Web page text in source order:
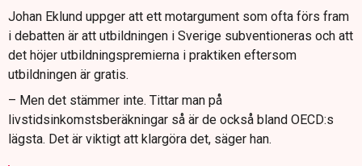
Johan Eklund uppger att ett motargument som ofta förs fram
i debatten är att utbildningen i Sverige subventioneras och att
det höjer utbildningspremierna i praktiken eftersom
utbildningen är gratis.
– Men det stämmer inte. Tittar man på
livstidsinkomstsberäkningar så är de också bland OECD:s
lägsta. Det är viktigt att klargöra det, säger han.